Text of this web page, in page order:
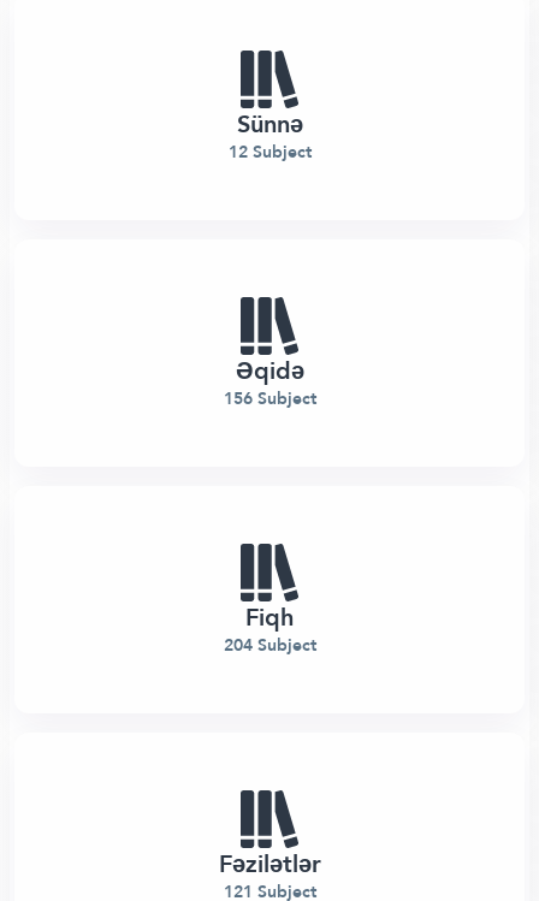
Sünnə
12 Subject
Əqidə
156 Subject
Fiqh
204 Subject
Fəzilətlər
121 Subject